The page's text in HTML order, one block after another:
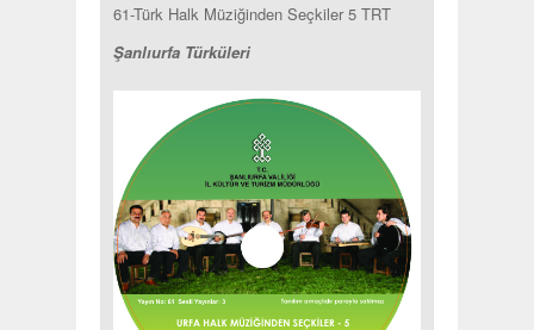
61-Türk Halk Müziğinden Seçkiler 5 TRT
Şanlıurfa Türküleri